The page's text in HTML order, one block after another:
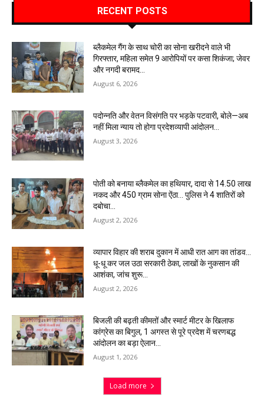
RECENT POSTS
ब्लैकमेल गैंग के साथ चोरी का सोना खरीदने वाले भी
गिरफ्तार, महिला समेत 9 आरोपियों पर कसा शिकंजा; जेवर
और नगदी बरामद…
August 6, 2026
पदोन्नति और वेतन विसंगति पर भड़के पटवारी, बोले—अब
नहीं मिला न्याय तो होगा प्रदेशव्यापी आंदोलन…
August 3, 2026
पोती को बनाया ब्लैकमेल का हथियार, दादा से 14.50 लाख
नकद और 450 ग्राम सोना ऐंठा… पुलिस ने 4 शातिरों को
दबोचा…
August 2, 2026
व्यापार विहार की शराब दुकान में आधी रात आग का तांडव…
धू-धू कर जल उठा सरकारी ठेका, लाखों के नुकसान की
आशंका, जांच शुरू…
August 2, 2026
बिजली की बढ़ती कीमतों और स्मार्ट मीटर के खिलाफ
कांग्रेस का बिगुल, 1 अगस्त से पूरे प्रदेश में चरणबद्ध
आंदोलन का बड़ा ऐलान…
August 1, 2026
Load more